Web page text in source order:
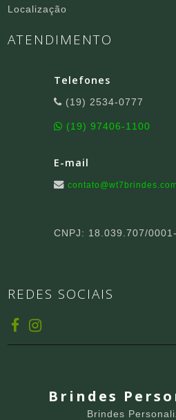
Localização
ATENDIMENTO
Telefones
(19) 2534-0777
(19) 97406-1100
E-mail
CNPJ: 18.039.707/
REDES SOCIAIS
Brindes
Brindes